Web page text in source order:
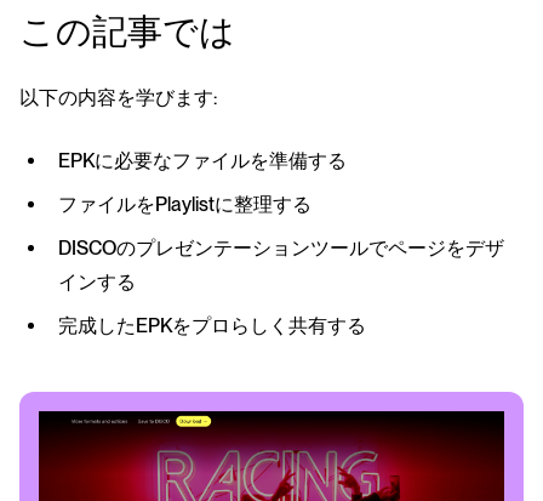
この記事では
以下の内容を学びます:
EPKに必要なファイルを準備する
ファイルをPlaylistに整理する
DISCOのプレゼンテーションツールでページをデザ
インする
完成したEPKをプロらしく共有する